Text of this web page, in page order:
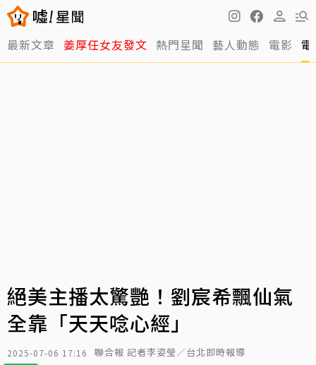
最新文章 姜厚任女友發文 熱門星聞 藝人動態 電影
絕美主播太驚艷！劉宸希飄仙氣
全靠「天天唸心經」
2025-07-06 17:16 聯合報 記者李姿瑩／台北即時報導